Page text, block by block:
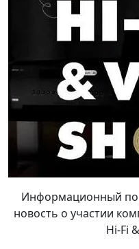
Информационный
новость о участии
Hi-Fi